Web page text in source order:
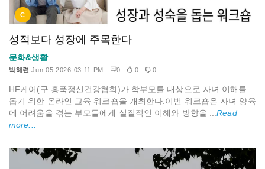
C
성적보다 성장에 주목한다
문화&생활
박해련 Jun 05 2026 03:11 PM 0 0 0
HF케어(구 홍푹정신건강협회)가 학부모를 대상으로 자녀 이해를
돕기 위한 온라인 교육 워크숍을 개최한다.이번 워크숍은 자녀 양육
에 어려움을 겪는 부모들에게 실질적인 이해와 방향을 ...Read
more...